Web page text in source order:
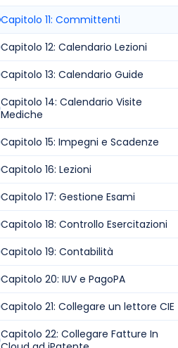
Capitolo 11: Committenti
Capitolo 12: Calendario Lezioni
Capitolo 13: Calendario Guide
Capitolo 14: Calendario Visite
Mediche
Capitolo 15: Impegni e Scadenze
Capitolo 16: Lezioni
Capitolo 17: Gestione Esami
Capitolo 18: Controllo Esercitazioni
Capitolo 19: Contabilità
Capitolo 20: IUV e PagoPA
Capitolo 21: Collegare un lettore CIE
Capitolo 22: Collegare Fatture In